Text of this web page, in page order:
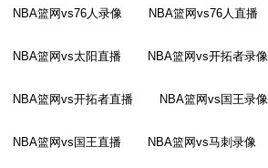
NBA篮网vs76人录像 NBA篮网vs76人直播
NBA篮网vs太阳直播 NBA篮网vs开拓者录像
NBA篮网vs开拓者直播 NBA篮网vs国王录像
NBA篮网vs国王直播 NBA篮网vs马刺录像